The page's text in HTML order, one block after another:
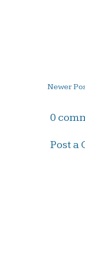
Newer
0
Post a